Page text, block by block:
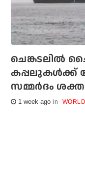
ചെങ്കടലില്‍
കപ്പലുകള്‍ക്ക്
സമ്മര്‍ദം
1 week ago